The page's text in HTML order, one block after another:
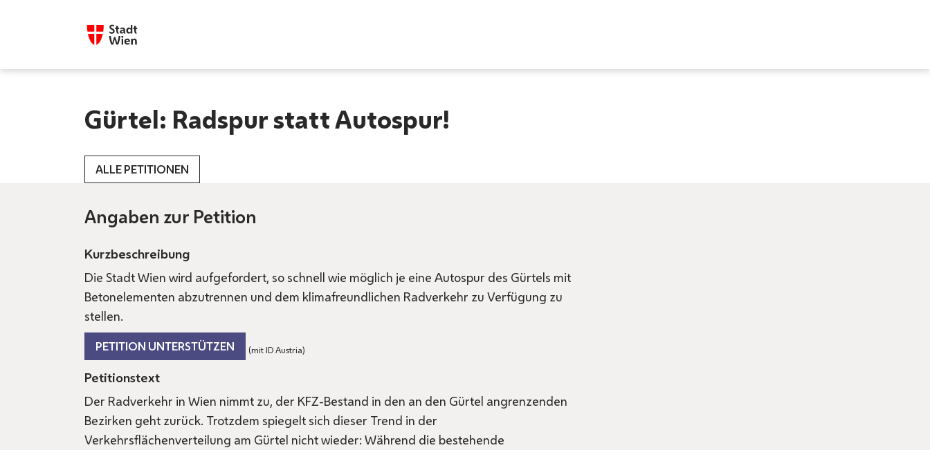
Gürtel: Radspur statt Autospur!
ALLE PETITIONEN
Angaben zur Petition
Kurzbeschreibung
Die Stadt Wien wird aufgefordert, so schnell wie möglich je eine Autospur des Gürtels mit
Betonelementen abzutrennen und dem klimafreundlichen Radverkehr zu Verfügung zu
stellen.
PETITION UNTERSTÜTZEN (mit ID Austria)
Petitionstext
Der Radverkehr in Wien nimmt zu, der KFZ-Bestand in den an den Gürtel angrenzenden
Bezirken geht zurück. Trotzdem spiegelt sich dieser Trend in der
Verkehrsflächenverteilung am Gürtel nicht wieder: Während die bestehende